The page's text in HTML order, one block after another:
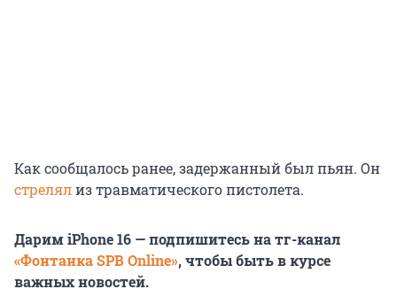
Как сообщалось ранее, задержанный был пьян. Он
стрелялиз травматического пистолета.
Дарим iPhone 16 — подпишитесь на тг-канал
«Фонтанка SPB Online», чтобы быть в курсе
важных новостей.